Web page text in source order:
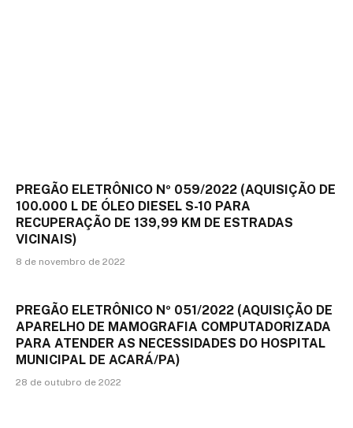
PREGÃO ELETRÔNICO Nº 059/2022 (AQUISIÇÃO DE
100.000 L DE ÓLEO DIESEL S-10 PARA
RECUPERAÇÃO DE 139,99 KM DE ESTRADAS
VICINAIS)
8 de novembro de 2022
PREGÃO ELETRÔNICO Nº 051/2022 (AQUISIÇÃO DE
APARELHO DE MAMOGRAFIA COMPUTADORIZADA
PARA ATENDER AS NECESSIDADES DO HOSPITAL
MUNICIPAL DE ACARÁ/PA)
28 de outubro de 2022